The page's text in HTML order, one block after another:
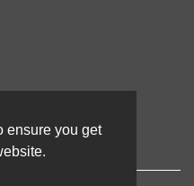
ensure you get